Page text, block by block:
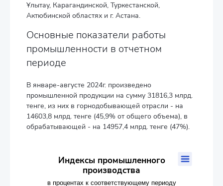
Ұлытау, Карагандинской, Туркестанской,
Актюбинской областях и г. Астана.
Основные показатели работы
промышленности в отчетном
периоде
В январе-августе 2024г. произведено
промышленной продукции на сумму 31816,3 млрд.
тенге, из них в горнодобывающей отрасли - на
14603,8 млрд. тенге (45,9% от общего объема), в
обрабатывающей - на 14957,4 млрд. тенге (47%).
Индексы промышленного производства
Line chart with 3 lines.
в процентах к соответствующему периоду прошлого года
Индексы промышленного
производства
в процентах к соответствующему периоду